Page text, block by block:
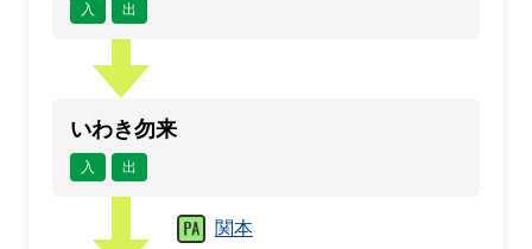
入 出
いわき勿来
入 出
関本